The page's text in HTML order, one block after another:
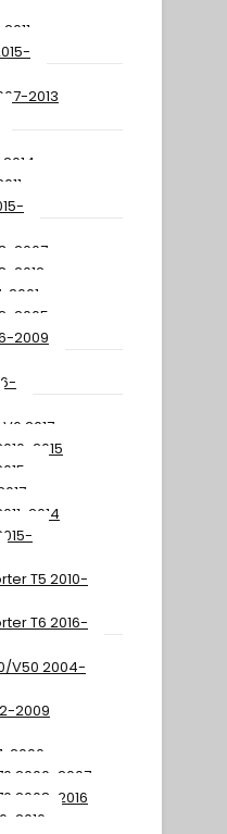
2013
2007
2012
2001
2005
2009
2017-
2015
2014
T5 2010-
T6 2016-
V50 2004-
2009
2000
2000-2007
2008-2016
2016